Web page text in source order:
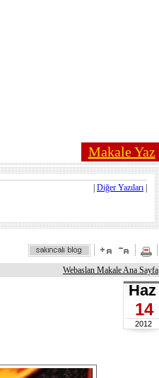
Makale Yaz
Diğer Yazıları
Webaslan Makale Ana Sayfa
Haz
14
2012